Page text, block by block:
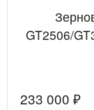
GT2506/
233 000 ₽